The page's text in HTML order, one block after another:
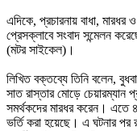
এদিকে, প্রচারনায় বাধা, মারধর
প্রেসক্লাবে সংবাদ সন্মেলন
(মটর সাইকেল)।
লিখিত বক্তব্যে তিনি বলেন,
সাত রাস্তার মোড়ে চেয়ারম্যান
সমর্থকদের মারধর করেন।
ভর্তি করা হয়েছে। এ ঘটনার পর